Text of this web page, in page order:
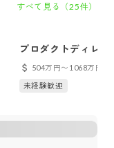
すべて見る（25件）
プロダクトディレ
ンド商品／OEM・
渉・生産戦略）
504万円〜1068万円
未経験歓迎